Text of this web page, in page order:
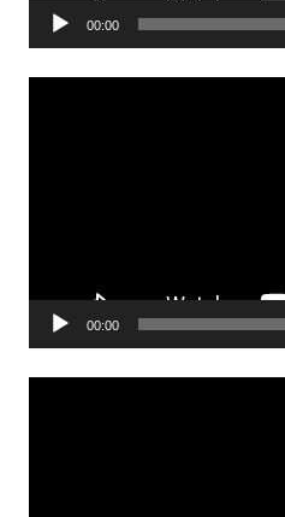
00:00
00:00